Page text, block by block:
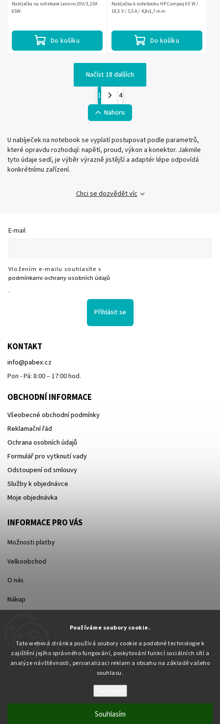
Používáme soubory cookie.
Tato webová stránka používá soubory cookie a podobné technologie k
zajištění jejího správného fungování, poskytování funkcí sociálních sítí a
analýze návštěvnosti, personalizaci reklam a obsahu na základě vašeho
souhlasu.
Souhlasím
Do košíku
Nabíječka na notebook Lenovo 20V/3,25A
65W
Do košíku
Nabíječka k notebooku HP Compaq 65 W /
18,5 V / 3,5 A / 4,8x1,7 mm
Načíst 18 dalších
1
4
Nahoru
U nabíječek na notebook se vyplatí postupovat podle parametrů,
které opravdu rozhodují: napětí, proud, výkon a konektor. Jakmile
tyto údaje sedí, je výběr výrazně jistější a adaptér lépe odpovídá
konkrétnímu zařízení.
Chci se dozvědět víc
E-mail
Vložením e-mailu souhlasíte s
podmínkami ochrany osobních údajů
.
Přihlásit se
KONTAKT
info@pabex.cz
Pon - Pá: 8:00 – 17:00 hod.
OBCHODNÍ INFORMACE
Všeobecné obchodní podmínky
Reklamační řád
Ochrana osobních údajů
Formulář pro vytknutí vady
Odstoupení od smlouvy
Služby k objednávce
Moje objednávka
INFORMACE PRO VÁS
Možnosti platby
Velkoobchod
O nás
Nákup
Copyright 2026Pabex.cz. Všechna práva vyhrazena.
Upravit nastavení cookies